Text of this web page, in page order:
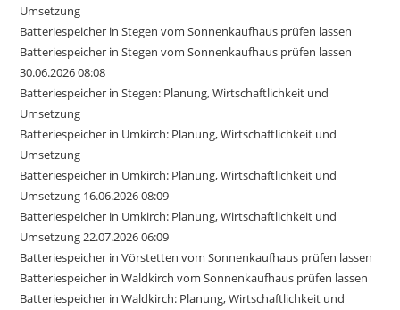
Umsetzung
Batteriespeicher in Stegen vom Sonnenkaufhaus prüfen lassen
Batteriespeicher in Stegen vom Sonnenkaufhaus prüfen lassen
30.06.2026 08:08
Batteriespeicher in Stegen: Planung, Wirtschaftlichkeit und
Umsetzung
Batteriespeicher in Umkirch: Planung, Wirtschaftlichkeit und
Umsetzung
Batteriespeicher in Umkirch: Planung, Wirtschaftlichkeit und
Umsetzung 16.06.2026 08:09
Batteriespeicher in Umkirch: Planung, Wirtschaftlichkeit und
Umsetzung 22.07.2026 06:09
Batteriespeicher in Vörstetten vom Sonnenkaufhaus prüfen lassen
Batteriespeicher in Waldkirch vom Sonnenkaufhaus prüfen lassen
Batteriespeicher in Waldkirch: Planung, Wirtschaftlichkeit und